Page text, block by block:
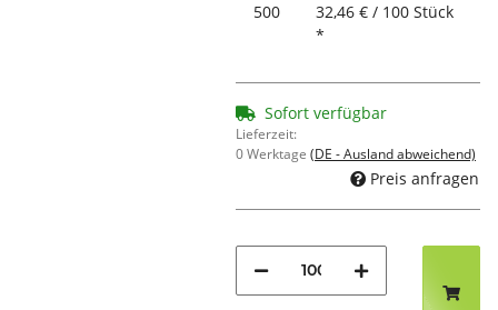
500
32,46 € / 100 Stück
*
Sofort verfügbar
Lieferzeit:
0 Werktage (DE - Ausland abweichend)
Preis anfragen